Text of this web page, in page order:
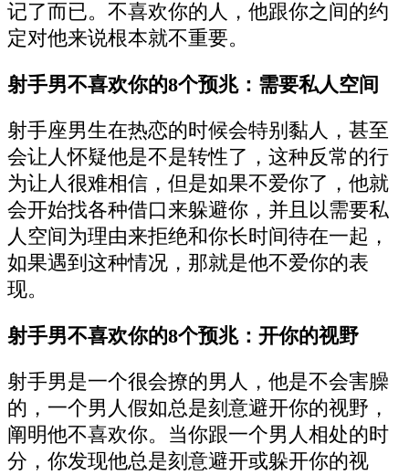
记了而已。不喜欢你的人，他跟你之间的约
定对他来说根本就不重要。
射手男不喜欢你的8个预兆：需要私人空间
射手座男生在热恋的时候会特别黏人，甚至
会让人怀疑他是不是转性了，这种反常的行
为让人很难相信，但是如果不爱你了，他就
会开始找各种借口来躲避你，并且以需要私
人空间为理由来拒绝和你长时间待在一起，
如果遇到这种情况，那就是他不爱你的表
现。
射手男不喜欢你的8个预兆：开你的视野
射手男是一个很会撩的男人，他是不会害臊
的，一个男人假如总是刻意避开你的视野，
阐明他不喜欢你。当你跟一个男人相处的时
分，你发现他总是刻意避开或躲开你的视